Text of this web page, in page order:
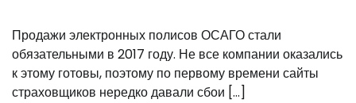
Продажи электронных полисов ОСАГО стали
обязательными в 2017 году. Не все компании оказались
к этому готовы, поэтому по первому времени сайты
страховщиков нередко давали сбои […]